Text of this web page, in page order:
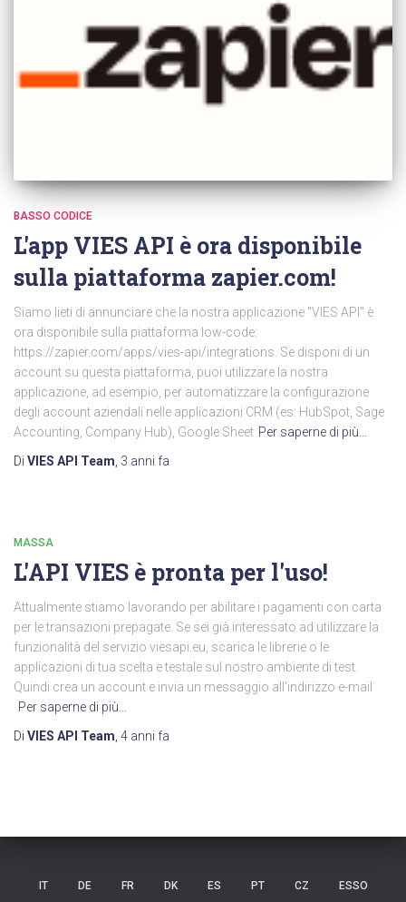
BASSO CODICE
L'app VIES API è ora disponibile
sulla piattaforma zapier.com!
Siamo lieti di annunciare che la nostra applicazione "VIES API" è
ora disponibile sulla piattaforma low-code:
https://zapier.com/apps/vies-api/integrations. Se disponi di un
account su questa piattaforma, puoi utilizzare la nostra
applicazione, ad esempio, per automatizzare la configurazione
degli account aziendali nelle applicazioni CRM (es: HubSpot, Sage
Accounting, Company Hub), Google Sheet Per saperne di più…
Di VIES API Team 3 anni fa
MASSA
L'API VIES è pronta per l'uso!
Attualmente stiamo lavorando per abilitare i pagamenti con carta
per le transazioni prepagate. Se sei già interessato ad utilizzare la
funzionalità del servizio viesapi.eu, scarica le librerie o le
applicazioni di tua scelta e testale sul nostro ambiente di test.
Quindi crea un account e invia un messaggio all'indirizzo e-mail
Per saperne di più…
Di VIES API Team 4 anni fa
IT DE FR DK ES PT CZ ESSO